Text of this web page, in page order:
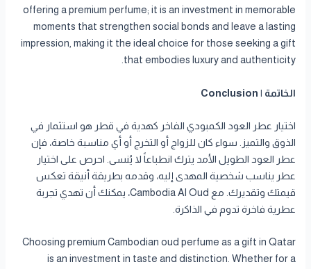
offering a premium perfume; it is an investment in memorable
moments that strengthen social bonds and leave a lasting
impression, making it the ideal choice for those seeking a gift
that embodies luxury and authenticity.
الخاتمة | Conclusion
اختيار عطر العود الكمبودي الفاخر كهدية في قطر هو استثمار في
الذوق والتميز. سواء كان للزواج أو التخرج أو أي مناسبة خاصة، فإن
عطر العود الطويل الأمد يترك انطباعاً لا يُنسى. احرص على اختيار
عطر يناسب شخصية المهدى إليه، وقدمه بطريقة أنيقة تعكس
قيمتك وتقديرك. مع Cambodia Al Oud، يمكنك أن تهدي تجربة
عطرية فاخرة تدوم في الذاكرة.
Choosing premium Cambodian oud perfume as a gift in Qatar
is an investment in taste and distinction. Whether for a